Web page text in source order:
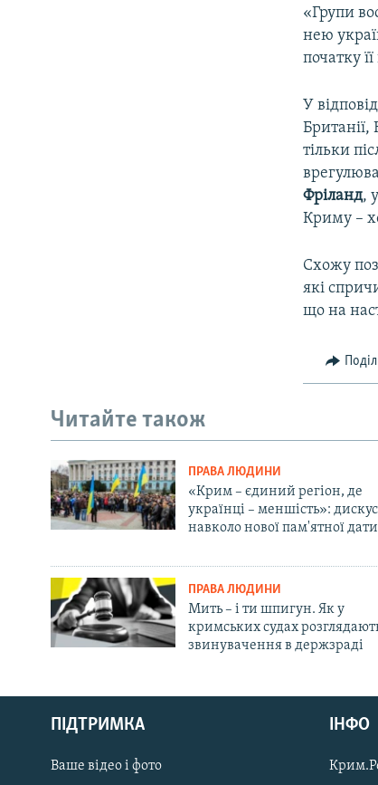
Русский
Qırımtatar
ДОЛУЧАЙСЯ!
«Групи
нею
початку
У
тільки
Фріланд,
Криму –
Схожу
які
що на
Читайте також
ПРАВА ЛЮДИНИ
«Крим – єдиний регіон, де
українці – меншість»:
навколо нової пам'ятної дати
ПРАВА ЛЮДИНИ
Мить – і ти шпигун. Як у
кримських судах
звинувачення в держзраді
ПІДТРИМКА
Ваше відео і фото
ІНФО